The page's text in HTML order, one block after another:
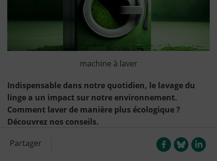
machine à laver
Indispensable dans notre quotidien, le lavage du
linge a un impact sur notre environnement.
Comment laver de manière plus écologique ?
Découvrez nos conseils.
à laver
Partager